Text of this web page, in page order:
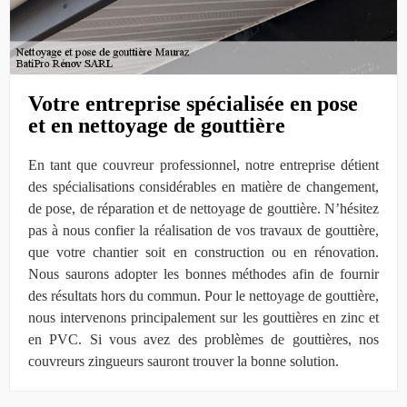
Votre entreprise spécialisée en pose
et en nettoyage de gouttière
En tant que couvreur professionnel, notre entreprise détient
des spécialisations considérables en matière de changement,
de pose, de réparation et de nettoyage de gouttière. N’hésitez
pas à nous confier la réalisation de vos travaux de gouttière,
que votre chantier soit en construction ou en rénovation.
Nous saurons adopter les bonnes méthodes afin de fournir
des résultats hors du commun. Pour le nettoyage de gouttière,
nous intervenons principalement sur les gouttières en zinc et
en PVC. Si vous avez des problèmes de gouttières, nos
couvreurs zingueurs sauront trouver la bonne solution.